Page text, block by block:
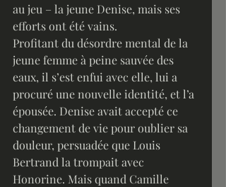
au jeu – la jeune Denise, mais ses
efforts ont été vains.
Profitant du désordre mental de la
jeune femme à peine sauvée des
eaux, il s’est enfui avec elle, lui a
procuré une nouvelle identité, et l’a
épousée. Denise avait accepté ce
changement de vie pour oublier sa
douleur, persuadée que Louis
Bertrand la trompait avec
Honorine. Mais quand Camille